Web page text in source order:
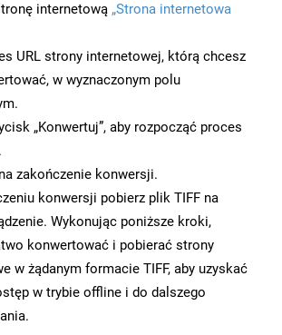
internetową „Strona internetowa
URL strony internetowej, którą chcesz
w wyznaczonym polu
„Konwertuj”, aby rozpocząć proces
zakończenie konwersji.
konwersji pobierz plik TIFF na
Wykonując poniższe kroki,
konwertować i pobierać strony
w żądanym formacie TIFF, aby uzyskać
w trybie offline i do dalszego